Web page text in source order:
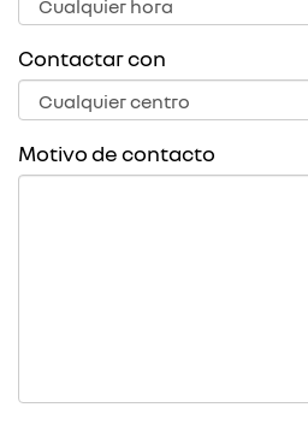
Contactar con
Motivo de contacto